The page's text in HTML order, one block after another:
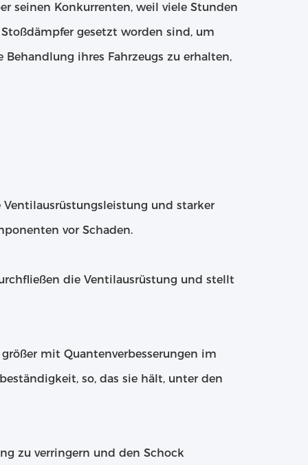
seinen Konkurrenten, weil viele Stunden
gesetzt worden sind, um
ihres Fahrzeugs zu erhalten,
und starker
vor Schaden.
die Ventilausrüstung und stellt
mit Quantenverbesserungen im
so, das sie hält, unter den
zu verringern und den Schock